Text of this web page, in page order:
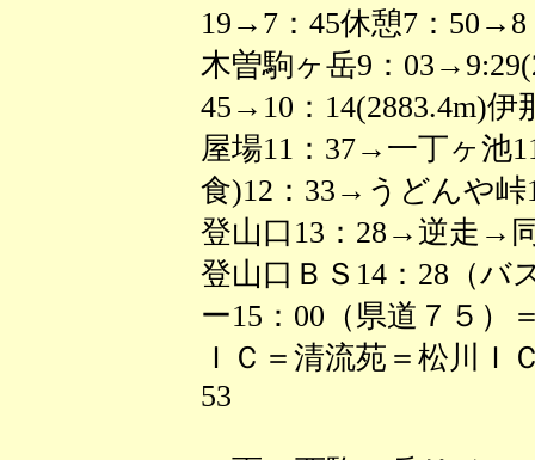
19→7：45休憩7：50→8
木曽駒ヶ岳9：
45→10：14(2883.4m)
屋場11：37→一丁ヶ池
食)12：33→うどんや
登山口13：28→逆走→
登山口ＢＳ14：28（バ
ー15：00（県道７５）
ＩＣ＝清流苑＝松川Ｉ
53